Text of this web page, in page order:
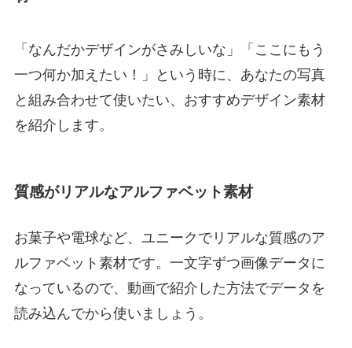
「なんだかデザインがさみしいな」「ここにもう
一つ何か加えたい！」という時に、あなたの写真
と組み合わせて使いたい、おすすめデザイン素材
を紹介します。
質感がリアルなアルファベット素材
お菓子や電球など、ユニークでリアルな質感のア
ルファベット素材です。一文字ずつ画像データに
なっているので、動画で紹介した方法でデータを
読み込んでから使いましょう。